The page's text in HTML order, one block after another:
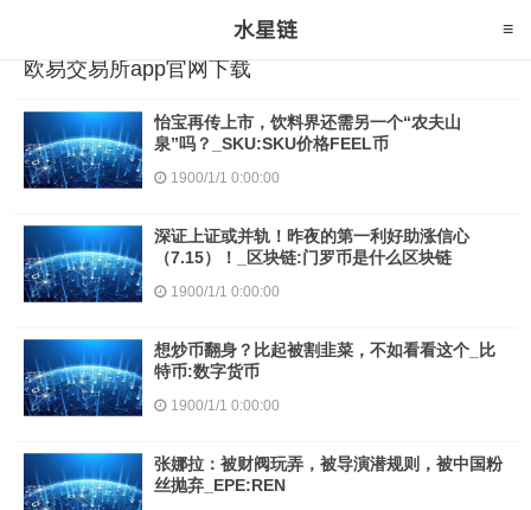
欧易交易所app官网下载
怡宝再传上市，饮料界还需另一个“农夫山
泉”吗？_SKU:SKU价格FEEL币
1900/1/1 0:00:00
深证上证或并轨！昨夜的第一利好助涨信心
（7.15）！_区块链:门罗币是什么区块链
1900/1/1 0:00:00
想炒币翻身？比起被割韭菜，不如看看这个_比
特币:数字货币
1900/1/1 0:00:00
张娜拉：被财阀玩弄，被导演潜规则，被中国粉
丝抛弃_EPE:REN